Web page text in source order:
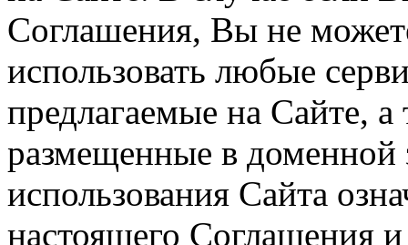
Соглашения, Вы не
использовать любые
предлагаемые на Сайте,
размещенные в доменной
использования Сайта
настоящего Соглашения